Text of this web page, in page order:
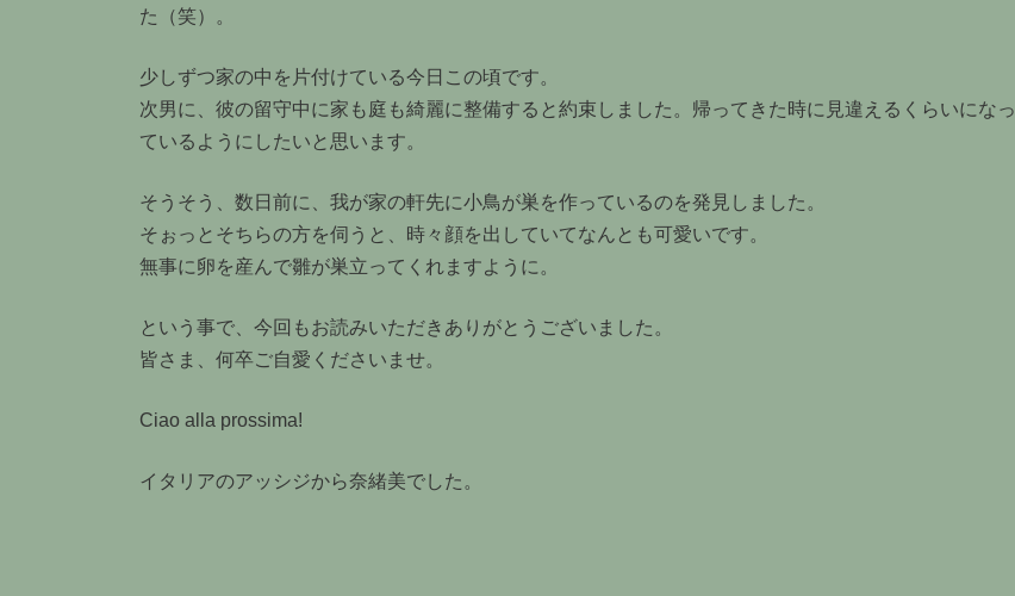
た（笑）。
少しずつ家の中を片付けている今日この頃です。
次男に、彼の留守中に家も庭も綺麗に整備すると約束しました。帰ってきた時に見違えるくらいになっ
ているようにしたいと思います。
そうそう、数日前に、我が家の軒先に小鳥が巣を作っているのを発見しました。
そぉっとそちらの方を伺うと、時々顔を出していてなんとも可愛いです。
無事に卵を産んで雛が巣立ってくれますように。
という事で、今回もお読みいただきありがとうございました。
皆さま、何卒ご自愛くださいませ。
Ciao alla prossima!
イタリアのアッシジから奈緒美でした。